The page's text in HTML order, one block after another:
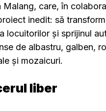
care, în
inedit: să
locuitorilor și sprijinul
de albastru, galben,
și mozaicuri.
liber